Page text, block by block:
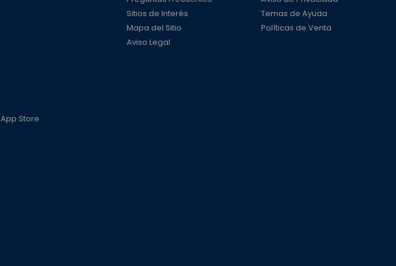
App Store
Sitios de Interés
Mapa del Sitio
Aviso Legal
Temas de Ayuda
Políticas de Venta